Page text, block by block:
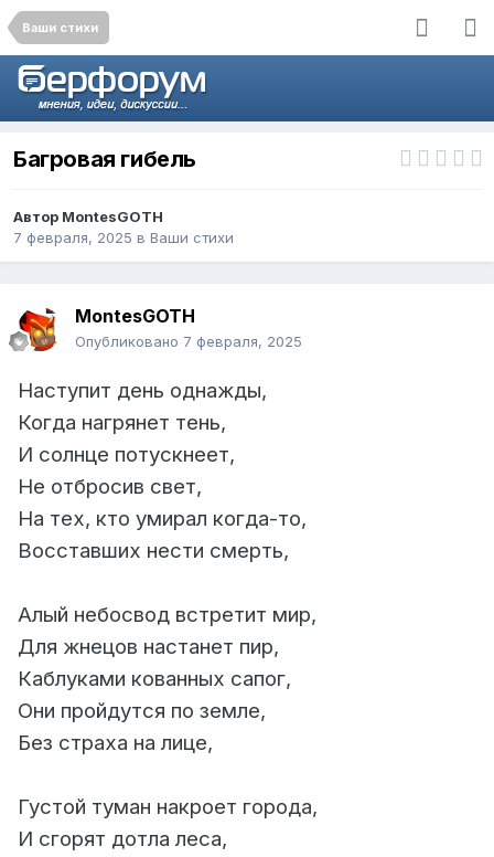
Ваши стихи
Багровая гибель
Автор MontesGOTH
7 февраля, 2025 в Ваши стихи
MontesGOTH
Опубликовано 7 февраля, 2025
Наступит день однажды,
Когда нагрянет тень,
И солнце потускнеет,
Не отбросив свет,
На тех, кто умирал когда-то,
Восставших нести смерть,
Алый небосвод встретит мир,
Для жнецов настанет пир,
Каблуками кованных сапог,
Они пройдутся по земле,
Без страха на лице,
Густой туман накроет города,
И сгорят дотла леса,